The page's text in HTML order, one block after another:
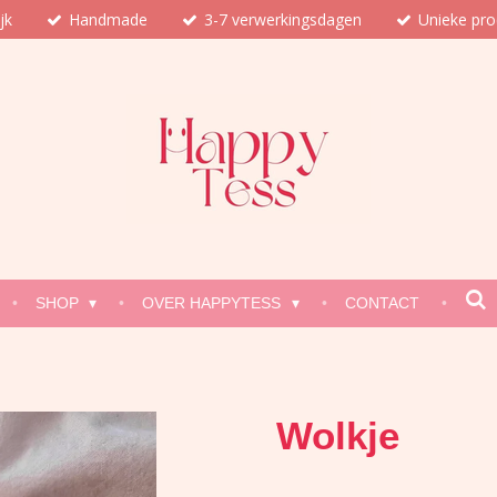
Handmade 3-7 verwerkingsdagen Unieke
SHOP OVER HAPPYTESS CONTACT
Wolkje